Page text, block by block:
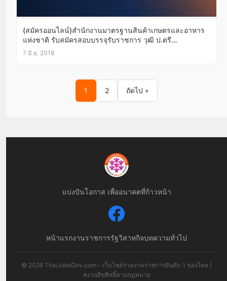
(สมัครออนไลน์)สำนักงานมาตรฐานสินค้าเกษตรและอาหาร
แห่งชาติ รับสมัครสอบบรรจุรับราชการ วุฒิ ป.ตรี
15มิ.ย.-5ก.ค.61
7 มิ.ย. 2018
Posts pagination
1 2 ถัดไป »
แบ่งปันโอกาส เพื่ออนาคตที่ก้าวหน้า
หน้าแรกงานราชการรัฐวิสาหกิจบทความทั่วไป
© 2026 ThaiJobsGov.com - เว็บไซต์รวมงานราชการอันดับ 1 ของไทย |
สงวนลิขสิทธิ์ตามกฎหมาย